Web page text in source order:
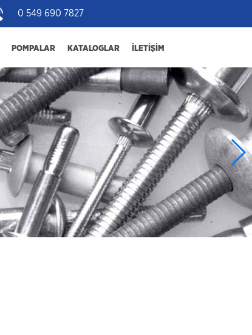
0 549 690 7827
POMPALAR KATALOGLAR İLETİŞİM